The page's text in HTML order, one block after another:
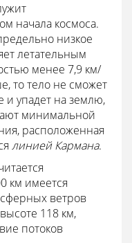
начала космоса.
низкое
летательным
менее 7,9 км/
то тело не сможет
и упадет на землю,
минимальной
расположенная
линией Кармана.
км имеется
ветров
118 км,
потоков